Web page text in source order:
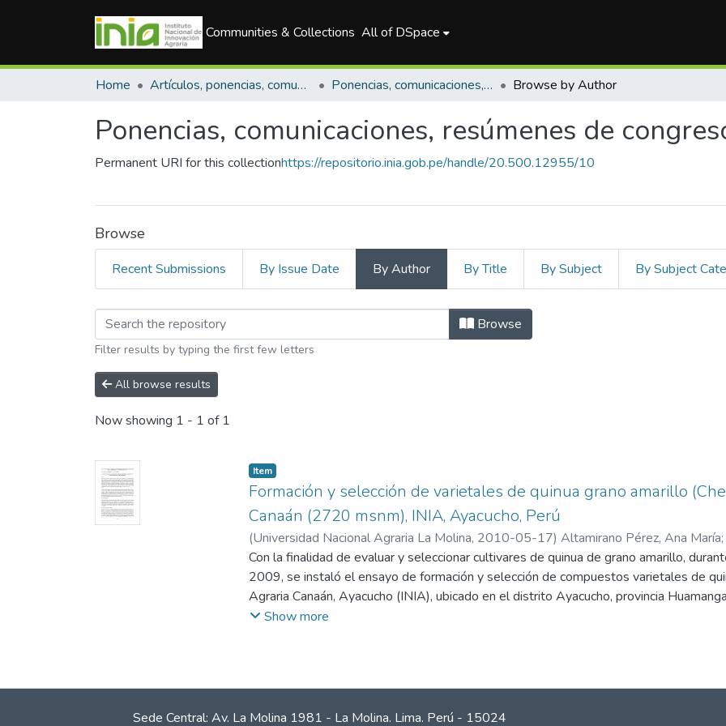
Communities & Collections All of DSpace
Home Artículos, ponencias, comunicaciones en congresos Ponencias, comunicaciones, resúmenes de congresos Browse by Author
Ponencias, comunicaciones, resúmenes de
Permanent URI for this collectionhttps://repositorio.inia.gob.pe/handle/20.500.12955/10
Browse
Recent Submissions By Issue Date By Author By Title By Subject By Subject
Browsing Ponencias, comunicaciones,
Browse
Filter results by typing the first few letters
All browse results
Now showing 1 - 1 of 1
Item
Formación y selección de varietales de quinua grano amarillo
Canaán (2720 msnm), INIA, Ayacucho, Perú
(Universidad Nacional Agraria La Molina, 2010-05-17) Altamirano Pérez, Ana María;
Con la finalidad de evaluar y seleccionar cultivares de quinua de grano amarillo,
2009, se instaló el ensayo de formación y selección de compuestos varietales de
Agraria Canaán, Ayacucho (INIA), ubicado en el distrito Ayacucho, provincia
msnm. El material genético estuvo compuesto por 11 entradas de quinua colectada
distanciados a 0,8 m entre surcos y se instaló en la proporción de 1:1, macho:
llegó a seleccionar 60 familias de medios hermanos, para continuar su evaluación
El rendimiento en grano de la fracción superior fue de 3273,5 t/ha y el de la
Show more
Sede Central: Av. La Molina 1981 - La Molina. Lima. Perú - 15024